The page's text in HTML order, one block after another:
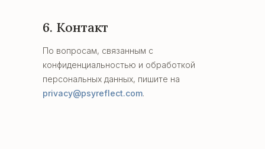
6. Контакт
По вопросам, связанным с
конфиденциальностью и обработкой
персональных данных, пишите на
privacy@psyreflect.com.